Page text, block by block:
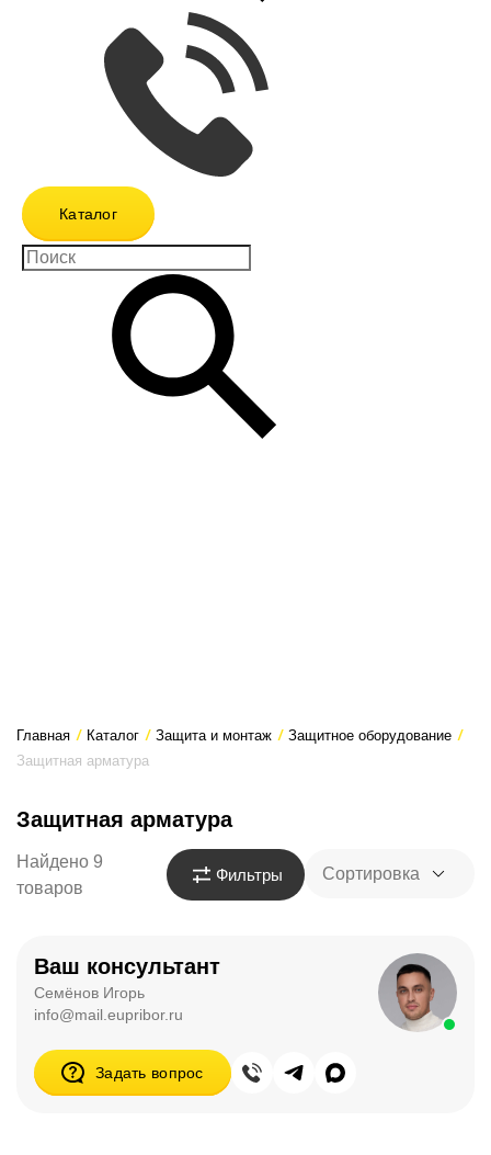
Каталог
Главная / Каталог / Защита и монтаж / Защитное оборудование /
Защитная арматура
Защитная арматура
Найдено 9
товаров
Фильтры Сортировка
Ваш консультант
Семёнов Игорь
info@mail.eupribor.ru
Задать вопрос